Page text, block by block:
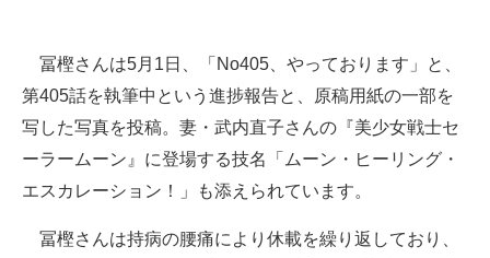
進化するPCとデバイスの未来
好きが集まる 比べて選べる
ビジネスと働き方のヒント
AI活用のいまが分かる
企業ITのトレンドを詳説
冨樫さんは5月1日、「No405、やっております」と、
第405話を執筆中という進捗報告と、原稿用紙の一部を
写した写真を投稿。妻・武内直子さんの『美少女戦士セ
ーラームーン』に登場する技名「ムーン・ヒーリング・
エスカレーション！」も添えられています。
冨樫さんは持病の腰痛により休載を繰り返しており、